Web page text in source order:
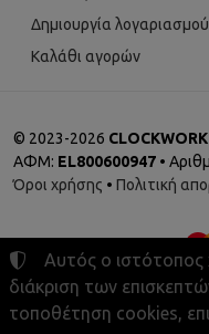
Δημιουργία λογαριασμού
Καλάθι αγορών
© 2023-2026
ΑΦΜ: EL800600947 •
Όροι χρήσης • Πολιτική
Αυτός ο ιστότοπος
διάκριση των
τοποθέτηση cookies,